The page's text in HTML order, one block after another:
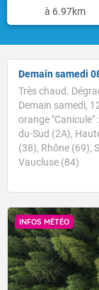
à 6.97km
Demain samedi
Très chaud.
Demain samedi,
orange "Canicule"
du-Sud (2A),
(38), Rhône (69),
Vaucluse (84)
INFOS MÉTÉO